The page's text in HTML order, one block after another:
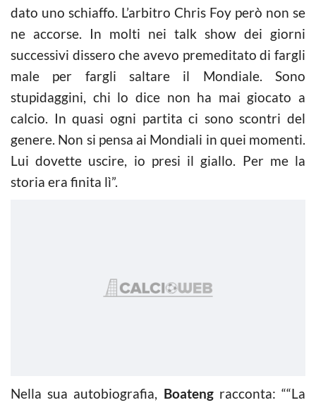
dato uno schiaffo. L’arbitro Chris Foy però non se
ne accorse. In molti nei talk show dei giorni
successivi dissero che avevo premeditato di fargli
male per fargli saltare il Mondiale. Sono
stupidaggini, chi lo dice non ha mai giocato a
calcio. In quasi ogni partita ci sono scontri del
genere. Non si pensa ai Mondiali in quei momenti.
Lui dovette uscire, io presi il giallo. Per me la
storia era finita lì”.
Nella sua autobiografia, Boatengracconta: ““La